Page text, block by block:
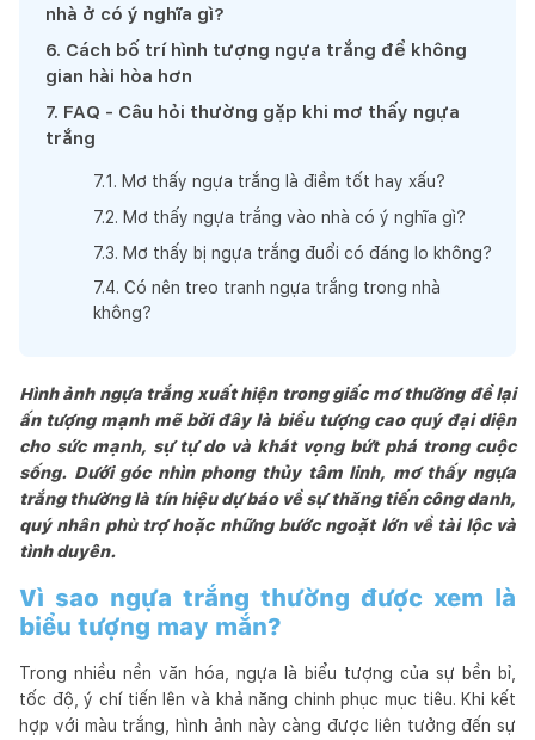
nhà ở có ý nghĩa gì?
6. Cách bố trí hình tượng ngựa trắng để không
gian hài hòa hơn
7. FAQ - Câu hỏi thường gặp khi mơ thấy ngựa
trắng
7.1 . Mơ thấy ngựa trắng là điềm tốt hay xấu?
7.2. Mơ thấy ngựa trắng vào nhà có ý nghĩa gì?
7.3. Mơ thấy bị ngựa trắng đuổi có đáng lo không?
7.4. Có nên treo tranh ngựa trắng trong nhà
không?
Hình ảnh ngựa trắng xuất hiện trong giấc mơ thường để lại
ấn tượng mạnh mẽ bởi đây là biểu tượng cao quý đại diện
cho sức mạnh, sự tự do và khát vọng bứt phá trong cuộc
sống. Dưới góc nhìn phong thủy tâm linh, mơ thấy ngựa
trắng thường là tín hiệu dự báo về sự thăng tiến công danh,
quý nhân phù trợ hoặc những bước ngoặt lớn về tài lộc và
tình duyên.
Vì sao ngựa trắng thường được xem là
biểu tượng may mắn?
Trong nhiều nền văn hóa, ngựa là biểu tượng của sự bền bỉ,
tốc độ, ý chí tiến lên và khả năng chinh phục mục tiêu. Khi kết
hợp với màu trắng, hình ảnh này càng được liên tưởng đến sự